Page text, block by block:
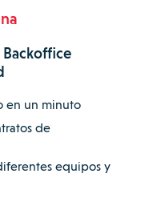
en un minuto
de
equipos y